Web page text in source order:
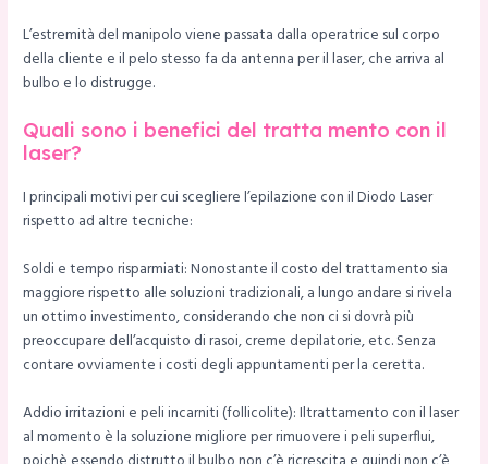
L’estremità del manipolo viene passata dalla operatrice sul corpo
della cliente e il pelo stesso fa da antenna per il laser, che arriva al
bulbo e lo distrugge.
Quali sono i benefici del tratta mento con il
laser?
I principali motivi per cui scegliere l’epilazione con il Diodo Laser
rispetto ad altre tecniche:
Soldi e tempo risparmiati: Nonostante il costo del trattamento sia
maggiore rispetto alle soluzioni tradizionali, a lungo andare si rivela
un ottimo investimento, considerando che non ci si dovrà più
preoccupare dell’acquisto di rasoi, creme depilatorie, etc. Senza
contare ovviamente i costi degli appuntamenti per la ceretta.
Addio irritazioni e peli incarniti (follicolite): Iltrattamento con il laser
al momento è la soluzione migliore per rimuovere i peli superflui,